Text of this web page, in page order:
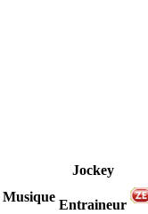
Musique
Jockey
Entraineur